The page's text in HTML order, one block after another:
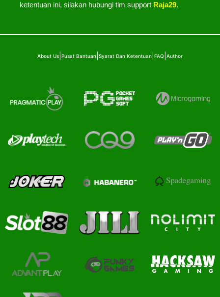
ketentuan ini, silakan hubungi tim support Raja29.
About Us Pusat Bantuan Syarat Dan Ketentuan FAQ Author